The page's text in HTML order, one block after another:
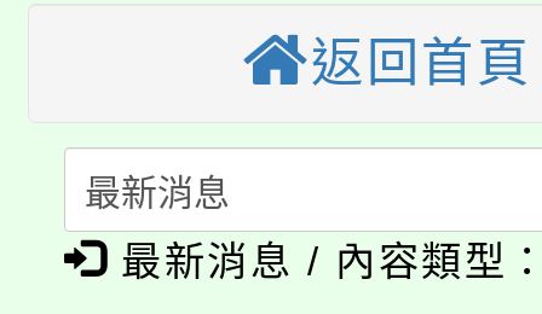
程，歡迎學生輔導中心
心理、諮商輔導、社會
系所師生報名參加。
轉知苗栗縣政府辦理
縣市「校園短影音徵
門員」簡章及活動海報
踴躍報名參加。
桃園市115學年度學生
要點
「桃園市補助參觀特色
展演活動實施計畫」
115年度「教育部表揚
義教育推展貢獻獎」
公告本校115學年度第
返回首頁
最新消息 / 內容類型